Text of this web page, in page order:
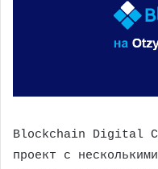
Blockchain Digital
проект с